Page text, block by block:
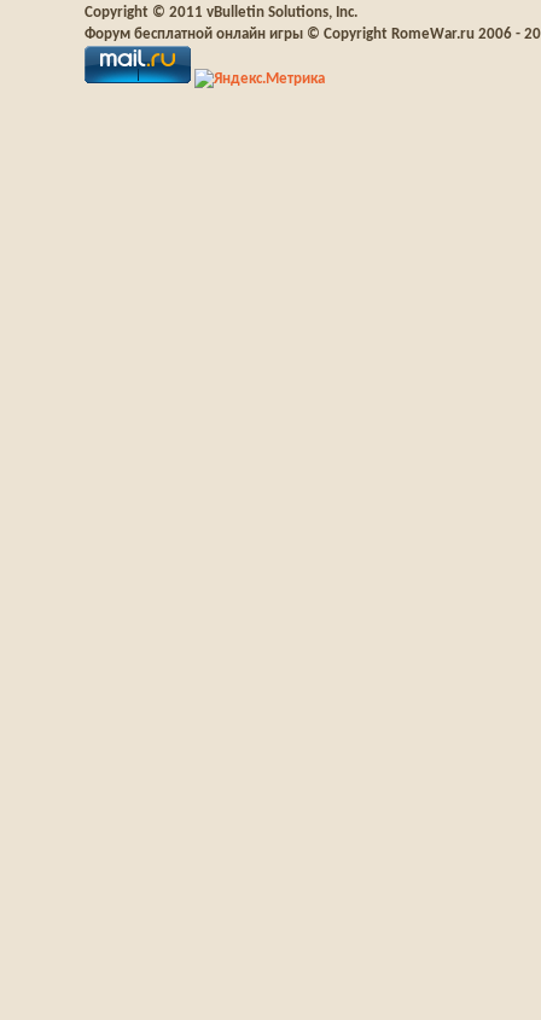
Copyright © 2011 vBulletin Solutions, Inc.
Форум бесплатной онлайн игры © Copyright RomeWar.ru 2006 -